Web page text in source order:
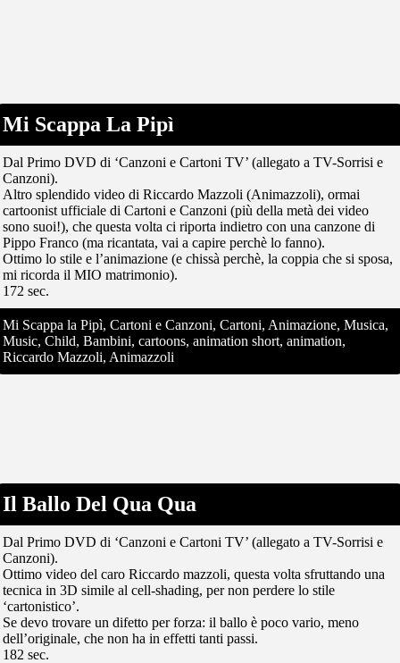
Mi Scappa La Pipì
Dal Primo DVD di ‘Canzoni e Cartoni TV’ (allegato a TV-Sorrisi e
Canzoni).
Altro splendido video di Riccardo Mazzoli (Animazzoli), ormai
cartoonist ufficiale di Cartoni e Canzoni (più della metà dei video
sono suoi!), che questa volta ci riporta indietro con una canzone di
Pippo Franco (ma ricantata, vai a capire perchè lo fanno).
Ottimo lo stile e l’animazione (e chissà perchè, la coppia che si sposa,
mi ricorda il MIO matrimonio).
172 sec.
Mi Scappa la Pipì, Cartoni e Canzoni, Cartoni, Animazione, Musica,
Music, Child, Bambini, cartoons, animation short, animation,
Riccardo Mazzoli, Animazzoli
Il Ballo Del Qua Qua
Dal Primo DVD di ‘Canzoni e Cartoni TV’ (allegato a TV-Sorrisi e
Canzoni).
Ottimo video del caro Riccardo mazzoli, questa volta sfruttando una
tecnica in 3D simile al cell-shading, per non perdere lo stile
‘cartonistico’.
Se devo trovare un difetto per forza: il ballo è poco vario, meno
dell’originale, che non ha in effetti tanti passi.
182 sec.